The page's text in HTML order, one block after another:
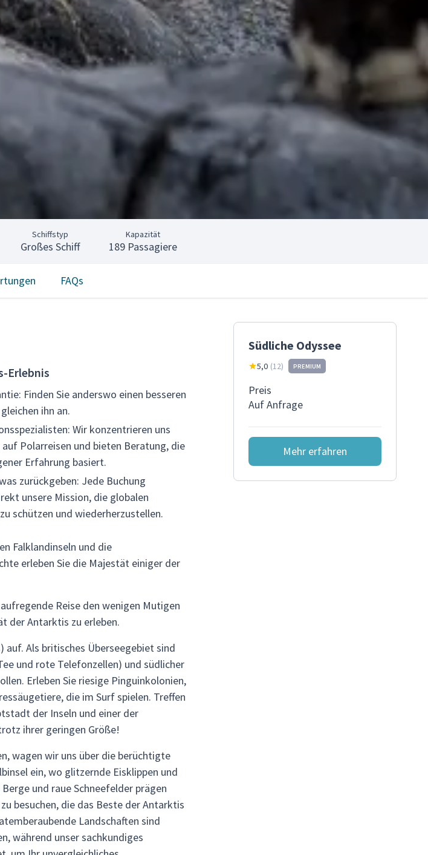
Schiffstyp
Großes Schiff
Kapazität
189 Passagiere
FAQs
Erlebnis
Finden Sie anderswo einen besseren
ihn an.
Wir konzentrieren uns
auf Polarreisen und bieten Beratung, die
Erfahrung basiert.
zurückgeben: Jede Buchung
unsere Mission, die globalen
schützen und wiederherzustellen.
Falklandinseln und die
erleben Sie die Majestät einiger der
Reise den wenigen Mutigen
der Antarktis zu erleben.
auf. Als britisches Überseegebiet sind
und rote Telefonzellen) und südlicher
Erleben Sie riesige Pinguinkolonien,
die im Surf spielen. Treffen
der Inseln und einer der
ihrer geringen Größe!
wagen wir uns über die berüchtigte
ein, wo glitzernde Eisklippen und
und raue Schneefelder prägen
besuchen, die das Beste der Antarktis
Landschaften sind
während unser sachkundiges
Südliche Odyssee
5,0 (12) PREMIUM
Preis
Auf Anfrage
Mehr erfahren